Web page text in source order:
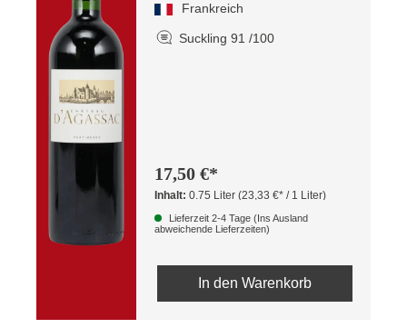
Frankreich
Suckling 91 /100
17,50 €*
Inhalt:0.75 Liter(23,33 €* / 1 Liter)
Lieferzeit 2-4 Tage (Ins Ausland
abweichende Lieferzeiten)
In den Warenkorb